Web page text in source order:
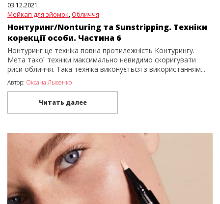
03.12.2021
Мейкап для зйомок Обличчя
Нонтуринг/Nonturing та Sunstripping. Техніки
корекції особи. Частина 6
Нонтуринг це техніка повна протилежність Контурингу.
Мета такої техніки максимально невидимо скоригувати
риси обличчя. Така техніка виконується з використанням...
Автор: Оксана Лысенко
Читать далее